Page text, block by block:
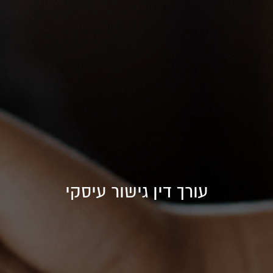
עורך דין גישור עיסקי